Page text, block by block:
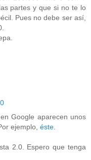
partes y que si no te lo
Pues no debe ser así,
Google aparecen unos
ejemplo, éste.
2.0. Espero que tenga